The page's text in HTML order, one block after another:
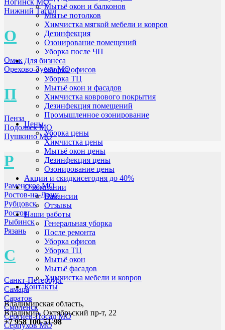
Ногинск МО
Нижний Тагил
О
Омск
Орехово-Зуево МО
П
Пенза
Подольск МО
Пушкино МО
Р
Раменское МО
Ростов-на-Дону
Рубцовск
Ростов
Рыбинск
Рязань
С
Санкт-Петербург
Самара
Саратов
Смоленск
Сергиев-Посад МО
Серпухов МО
Мытьё окон и балконов
Мытье потолков
Химчистка мягкой мебели и ковров
Дезинфекция
Озонирование помещений
Уборка после ЧП
Для бизнеса
Уборка офисов
Уборка ТЦ
Мытьё окон и фасадов
Химчистка коврового покрытия
Дезинфекция помещений
Промышленное озонирование
Цены
Уборка цены
Химчистка цены
Мытьё окон цены
Дезинфекция цены
Озонирование цены
Акции и скидкисегодня до 40%
О компании
Вакансии
Отзывы
Наши работы
Генеральная уборка
После ремонта
Уборка офисов
Уборка ТЦ
Мытьё окон
Мытьё фасадов
Химчистка мебели и ковров
Контакты
Владимирская область,
Владимир, Октябрьский пр-т, 22
+7 958 100-51-98